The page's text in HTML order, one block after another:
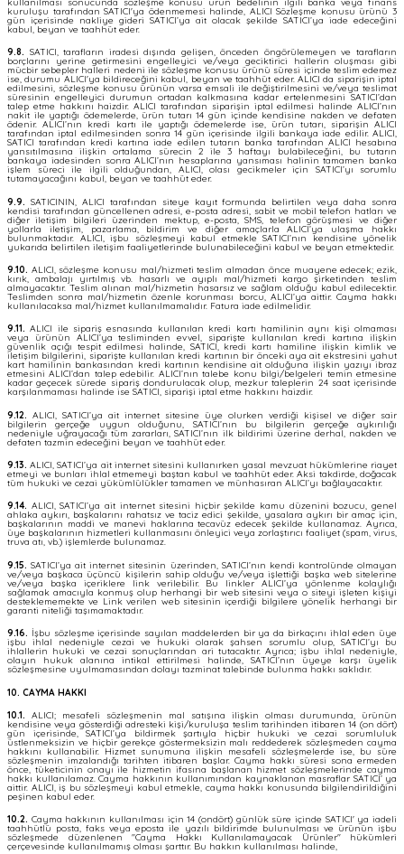
kuruluşu tarafından SATICI'ya ödenmemesi halinde, ALICI Sözleşme konusu ürünü 3
gün içerisinde nakliye gideri SATICI’ya ait olacak şekilde SATICI’ya iade edeceğini
kabul, beyan ve taahhüt eder.
9.8. SATICI, tarafların iradesi dışında gelişen, önceden öngörülemeyen ve tarafların
borçlarını yerine getirmesini engelleyici ve/veya geciktirici hallerin oluşması gibi
mücbir sebepler halleri nedeni ile sözleşme konusu ürünü süresi içinde teslim edemez
ise, durumu ALICI'ya bildireceğini kabul, beyan ve taahhüt eder. ALICI da siparişin iptal
edilmesini, sözleşme konusu ürünün varsa emsali ile değiştirilmesini ve/veya teslimat
süresinin engelleyici durumun ortadan kalkmasına kadar ertelenmesini SATICI’dan
talep etme hakkını haizdir. ALICI tarafından siparişin iptal edilmesi halinde ALICI’nın
nakit ile yaptığı ödemelerde, ürün tutarı 14 gün içinde kendisine nakden ve defaten
ödenir. ALICI’nın kredi kartı ile yaptığı ödemelerde ise, ürün tutarı, siparişin ALICI
tarafından iptal edilmesinden sonra 14 gün içerisinde ilgili bankaya iade edilir. ALICI,
SATICI tarafından kredi kartına iade edilen tutarın banka tarafından ALICI hesabına
yansıtılmasına ilişkin ortalama sürecin 2 ile 3 haftayı bulabileceğini, bu tutarın
bankaya iadesinden sonra ALICI’nın hesaplarına yansıması halinin tamamen banka
işlem süreci ile ilgili olduğundan, ALICI, olası gecikmeler için SATICI’yı sorumlu
tutamayacağını kabul, beyan ve taahhüt eder.
9.9. SATICININ, ALICI tarafından siteye kayıt formunda belirtilen veya daha sonra
kendisi tarafından güncellenen adresi, e-posta adresi, sabit ve mobil telefon hatları ve
diğer iletişim bilgileri üzerinden mektup, e-posta, SMS, telefon görüşmesi ve diğer
yollarla iletişim, pazarlama, bildirim ve diğer amaçlarla ALICI’ya ulaşma hakkı
bulunmaktadır. ALICI, işbu sözleşmeyi kabul etmekle SATICI’nın kendisine yönelik
yukarıda belirtilen iletişim faaliyetlerinde bulunabileceğini kabul ve beyan etmektedir.
9.10. ALICI, sözleşme konusu mal/hizmeti teslim almadan önce muayene edecek; ezik,
kırık, ambalajı yırtılmış vb. hasarlı ve ayıplı mal/hizmeti kargo şirketinden teslim
almayacaktır. Teslim alınan mal/hizmetin hasarsız ve sağlam olduğu kabul edilecektir.
Teslimden sonra mal/hizmetin özenle korunması borcu, ALICI’ya aittir. Cayma hakkı
kullanılacaksa mal/hizmet kullanılmamalıdır. Fatura iade edilmelidir.
9.11. ALICI ile sipariş esnasında kullanılan kredi kartı hamilinin aynı kişi olmaması
veya ürünün ALICI’ya tesliminden evvel, siparişte kullanılan kredi kartına ilişkin
güvenlik açığı tespit edilmesi halinde, SATICI, kredi kartı hamiline ilişkin kimlik ve
iletişim bilgilerini, siparişte kullanılan kredi kartının bir önceki aya ait ekstresini yahut
kart hamilinin bankasından kredi kartının kendisine ait olduğuna ilişkin yazıyı ibraz
etmesini ALICI’dan talep edebilir. ALICI’nın talebe konu bilgi/belgeleri temin etmesine
kadar geçecek sürede sipariş dondurulacak olup, mezkur taleplerin 24 saat içerisinde
karşılanmaması halinde ise SATICI, siparişi iptal etme hakkını haizdir.
9.12. ALICI, SATICI’ya ait internet sitesine üye olurken verdiği kişisel ve diğer sair
bilgilerin gerçeğe uygun olduğunu, SATICI’nın bu bilgilerin gerçeğe aykırılığı
nedeniyle uğrayacağı tüm zararları, SATICI’nın ilk bildirimi üzerine derhal, nakden ve
defaten tazmin edeceğini beyan ve taahhüt eder.
9.13. ALICI, SATICI’ya ait internet sitesini kullanırken yasal mevzuat hükümlerine riayet
etmeyi ve bunları ihlal etmemeyi baştan kabul ve taahhüt eder. Aksi takdirde, doğacak
tüm hukuki ve cezai yükümlülükler tamamen ve münhasıran ALICI’yı bağlayacaktır.
9.14. ALICI, SATICI’ya ait internet sitesini hiçbir şekilde kamu düzenini bozucu, genel
ahlaka aykırı, başkalarını rahatsız ve taciz edici şekilde, yasalara aykırı bir amaç için,
başkalarının maddi ve manevi haklarına tecavüz edecek şekilde kullanamaz. Ayrıca,
üye başkalarının hizmetleri kullanmasını önleyici veya zorlaştırıcı faaliyet (spam, virus,
truva atı, vb.) işlemlerde bulunamaz.
9.15. SATICI’ya ait internet sitesinin üzerinden, SATICI’nın kendi kontrolünde olmayan
ve/veya başkaca üçüncü kişilerin sahip olduğu ve/veya işlettiği başka web sitelerine
ve/veya başka içeriklere link verilebilir. Bu linkler ALICI’ya yönlenme kolaylığı
sağlamak amacıyla konmuş olup herhangi bir web sitesini veya o siteyi işleten kişiyi
desteklememekte ve Link verilen web sitesinin içerdiği bilgilere yönelik herhangi bir
garanti niteliği taşımamaktadır.
9.16. İşbu sözleşme içerisinde sayılan maddelerden bir ya da birkaçını ihlal eden üye
işbu ihlal nedeniyle cezai ve hukuki olarak şahsen sorumlu olup, SATICI’yı bu
ihlallerin hukuki ve cezai sonuçlarından ari tutacaktır. Ayrıca; işbu ihlal nedeniyle,
olayın hukuk alanına intikal ettirilmesi halinde, SATICI’nın üyeye karşı üyelik
sözleşmesine uyulmamasından dolayı tazminat talebinde bulunma hakkı saklıdır.
10. CAYMA HAKKI
10.1. ALICI; mesafeli sözleşmenin mal satışına ilişkin olması durumunda, ürünün
kendisine veya gösterdiği adresteki kişi/kuruluşa teslim tarihinden itibaren 14 (on dört)
gün içerisinde, SATICI’ya bildirmek şartıyla hiçbir hukuki ve cezai sorumluluk
üstlenmeksizin ve hiçbir gerekçe göstermeksizin malı reddederek sözleşmeden cayma
hakkını kullanabilir. Hizmet sunumuna ilişkin mesafeli sözleşmelerde ise, bu süre
sözleşmenin imzalandığı tarihten itibaren başlar. Cayma hakkı süresi sona ermeden
önce, tüketicinin onayı ile hizmetin ifasına başlanan hizmet sözleşmelerinde cayma
hakkı kullanılamaz. Cayma hakkının kullanımından kaynaklanan masraflar SATICI’ ya
aittir. ALICI, iş bu sözleşmeyi kabul etmekle, cayma hakkı konusunda bilgilendirildiğini
peşinen kabul eder.
10.2. Cayma hakkının kullanılması için 14 (ondört) günlük süre içinde SATICI' ya iadeli
taahhütlü posta, faks veya eposta ile yazılı bildirimde bulunulması ve ürünün işbu
sözleşmede düzenlenen "Cayma Hakkı Kullanılamayacak Ürünler" hükümleri
çerçevesinde kullanılmamış olması şarttır. Bu hakkın kullanılması halinde,